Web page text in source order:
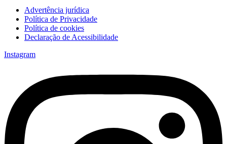
Advertência jurídica
Política de Privacidade
Política de cookies
Declaração de Acessibilidade
Instagram